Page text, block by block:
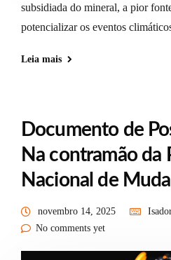
subsidiada do mineral, a pior
potencializar os eventos
Leia mais
Documento de
Na contramão da
Nacional de
novembro 14, 2025
No comments yet